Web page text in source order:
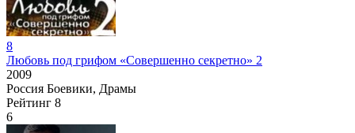
8
Любовь под грифом «Совершенно секретно» 2
2009
Россия Боевики, Драмы
Рейтинг 8
6